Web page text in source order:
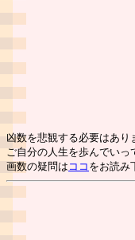
凶数を悲観する必要はあ
ご自分の人生を歩んでいっ
画数の疑問は ココ をお読み